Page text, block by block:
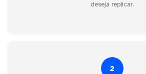
deseja replicar.
2